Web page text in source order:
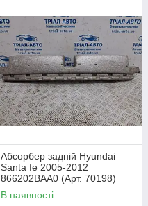
Абсорбер задній Hyundai
Santa fe 2005-2012
866202BAA0 (Арт. 70198)
В наявності